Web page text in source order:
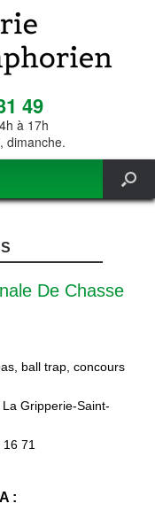
49
à 17h
dimanche.
De Chasse
ball trap, concours
Gripperie-Saint-
71
: